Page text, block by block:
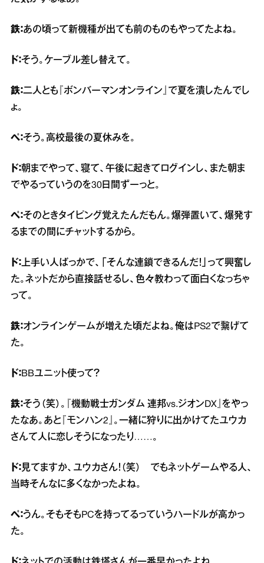
鉄：あの頃って新機種が出ても前のものもやってたよね。
ド：そう。ケーブル差し替えて。
鉄：二人とも『ボンバーマンオンライン』で夏を潰したんでし
ょ。
ぺ：そう。高校最後の夏休みを。
ド：朝までやって、寝て、午後に起きてログインし、また朝ま
でやるっていうのを30日間ずーっと。
ぺ：そのときタイピング覚えたんだもん。爆弾置いて、爆発す
るまでの間にチャットするから。
ド：上手い人ばっかで、「そんな連鎖できるんだ！」って興奮し
た。ネットだから直接話せるし、色々教わって面白くなっちゃ
って。
鉄：オンラインゲームが増えた頃だよね。俺はPS2で繋げて
た。
ド：BBユニット使って？
鉄：そう（笑）。『機動戦士ガンダム 連邦vs.ジオンDX』をやっ
たなあ。あと『モンハン2』。一緒に狩りに出かけてたユウカ
さんて人に恋しそうになったり……。
ド：見てますか、ユウカさん！（笑） でもネットゲームやる人、
当時そんなに多くなかったよね。
ぺ：うん。そもそもPCを持ってるっていうハードルが高かっ
た。